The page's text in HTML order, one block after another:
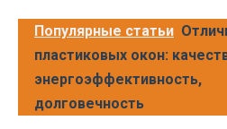
Популярные статьи
пластиковых окон:
энергоэффективность,
долговечность